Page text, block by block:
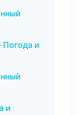
Погода и
и